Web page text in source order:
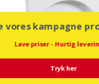
vores kampagne
Lave priser - Hurtig
Tryk her